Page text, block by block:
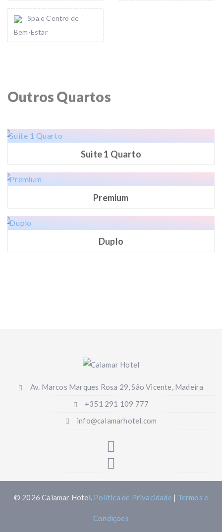
Spa e Centro de
Bem-Estar
Outros Quartos
Suite 1 Quarto
Premium
Duplo
Av. Marcos Marques Rosa 29, São Vicente, Madeira
+351 291 109 777
info@calamarhotel.com
© 2026 Calamar Hotel. Política de Privacidade | Termos e
Condições